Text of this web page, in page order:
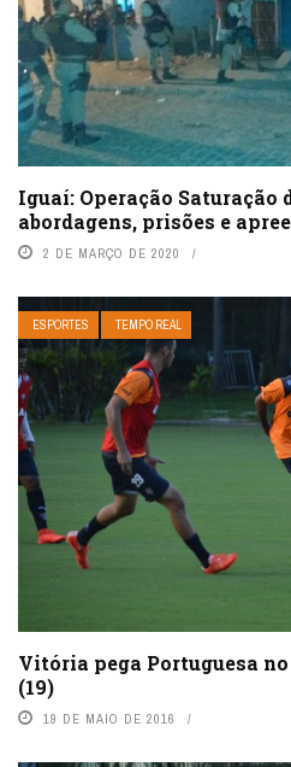
Iguaí: Operação Saturação
abordagens, prisões e
2 DE MARÇO DE 2020
ESPORTES TEMPO REAL
Vitória pega Portuguesa
(19)
19 DE MAIO DE 2016